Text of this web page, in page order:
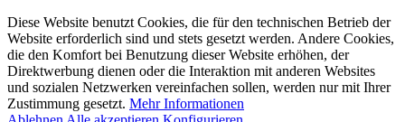
Diese Website benutzt Cookies, die für den technischen Betrieb der
Website erforderlich sind und stets gesetzt werden. Andere Cookies,
die den Komfort bei Benutzung dieser Website erhöhen, der
Direktwerbung dienen oder die Interaktion mit anderen Websites
und sozialen Netzwerken vereinfachen sollen, werden nur mit Ihrer
Zustimmung gesetzt. Mehr Informationen